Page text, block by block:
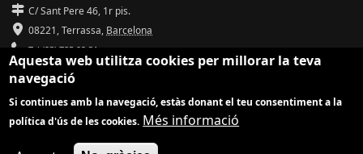
C/ Sant Pere 46, 1r pis.
08221,Terrassa, Barcelona
Tel (93) 785 92 31
info@amicsdelesarts-jjmm.cat
www.amicsdelesarts-jjmm.cat
Adaptació de
Aquesta web utilitza cookies per millorar la teva
navegació
Si continues amb la navegació, estàs donant el teu consentiment a la
política d'ús de les cookies. Més informació